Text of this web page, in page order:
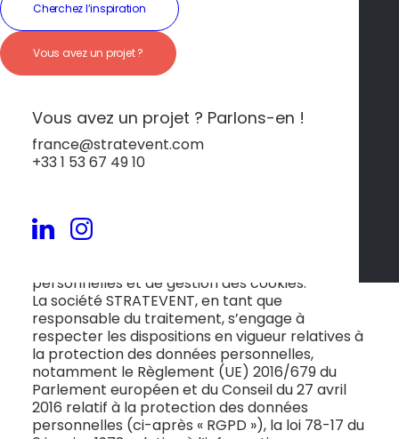
Cherchez l’inspiration
Vous avez un projet ?
Vous avez un projet ? Parlons-en !
france@stratevent.com
+33 1 53 67 49 10
Dernière mise à jour : avril 2026
collectées depuis le site internet
personnelles et de gestion des cookies.
La société STRATEVENT, en tant que
responsable du traitement, s’engage à
respecter les dispositions en vigueur relatives à
la protection des données personnelles,
notamment le Règlement (UE) 2016/679 du
Parlement européen et du Conseil du 27 avril
2016 relatif à la protection des données
personnelles (ci-après « RGPD »), la loi 78-17 du